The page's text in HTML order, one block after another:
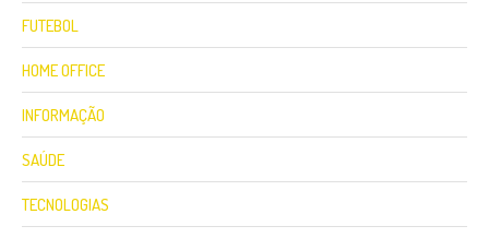
FUTEBOL
HOME OFFICE
INFORMAÇÃO
SAÚDE
TECNOLOGIAS